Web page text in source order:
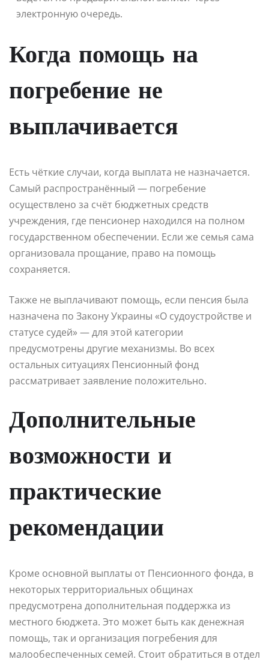
электронную очередь.
Когда помощь на
погребение не
выплачивается
Есть чёткие случаи, когда выплата не назначается.
Самый распространённый — погребение
осуществлено за счёт бюджетных средств
учреждения, где пенсионер находился на полном
государственном обеспечении. Если же семья сама
организовала прощание, право на помощь
сохраняется.
Также не выплачивают помощь, если пенсия была
назначена по Закону Украины «О судоустройстве и
статусе судей» — для этой категории
предусмотрены другие механизмы. Во всех
остальных ситуациях Пенсионный фонд
рассматривает заявление положительно.
Дополнительные
возможности и
практические
рекомендации
Кроме основной выплаты от Пенсионного фонда, в
некоторых территориальных общинах
предусмотрена дополнительная поддержка из
местного бюджета. Это может быть как денежная
помощь, так и организация погребения для
малообеспеченных семей. Стоит обратиться в отдел